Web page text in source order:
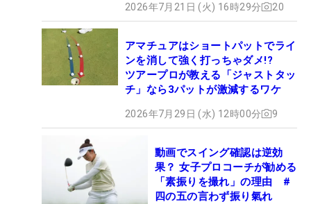
2026年7月21日 (火) 16時29分 20
アマチュアはショートパットでライ
ンを消して強く打っちゃダメ!?
ツアープロが教える「ジャストタッ
チ」なら3パットが激減するワケ
2026年7月29日 (水) 12時00分 9
動画でスイング確認は逆効
果？ 女子プロコーチが勧める
「素振りを撮れ」の理由 #
四の五の言わず振り氣れ